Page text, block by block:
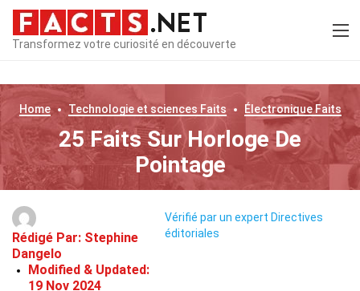
Transformez votre curiosité en découverte
Home Technologie et sciences Faits ÉlectroniqueFaits
25 Faits Sur Horloge De
Pointage
Rédigé Par: Stephine
Dangelo
Modified & Updated:
19 Nov 2024
Vérifié par un expert Directives
éditoriales